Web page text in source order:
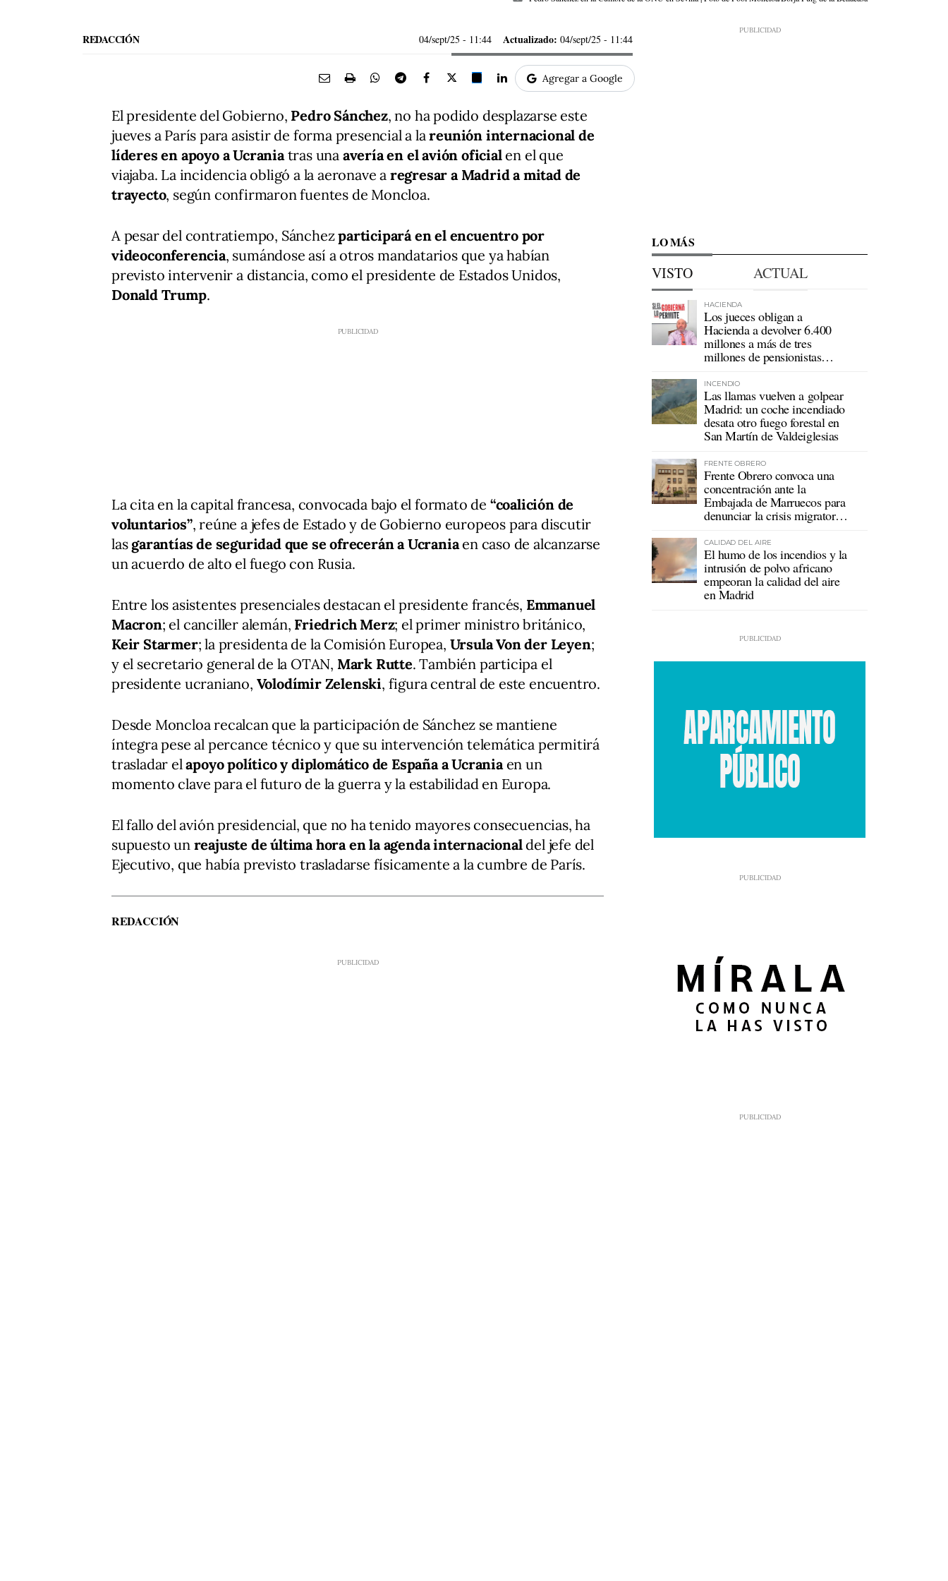
REDACCIÓN 04/sept/25 - 11:44 Actualizado: 04/sept/25 - 11:44
Agregar a Google
El presidente del Gobierno, Pedro Sánchez, no ha podido desplazarse este
jueves a París para asistir de forma presencial a lareunión internacional de
líderes en apoyo a Ucraniatras una avería en el avión oficialen el que
viajaba. La incidencia obligó a la aeronave a regresar a Madrid a mitad de
trayecto, según confirmaron fuentes de Moncloa.
A pesar del contratiempo, Sánchezparticipará en el encuentro por
videoconferencia, sumándose así a otros mandatarios que ya habían
previsto intervenir a distancia, como el presidente de Estados Unidos,
Donald Trump.
La cita en la capital francesa, convocada bajo el formato de “coalición de
voluntarios”, reúne a jefes de Estado y de Gobierno europeos para discutir
las garantías de seguridad que se ofrecerán a Ucraniaen caso de alcanzarse
un acuerdo de alto el fuego con Rusia.
Entre los asistentes presenciales destacan el presidente francés, Emmanuel
Macron; el canciller alemán, Friedrich Merz; el primer ministro británico,
Keir Starmer; la presidenta de la Comisión Europea, Ursula Von der Leyen;
y el secretario general de la OTAN, Mark Rutte. También participa el
presidente ucraniano, Volodímir Zelenski, figura central de este encuentro.
Desde Moncloa recalcan que la participación de Sánchez se mantiene
íntegra pese al percance técnico y que su intervención telemática permitirá
trasladar elapoyo político y diplomático de España a Ucraniaen un
momento clave para el futuro de la guerra y la estabilidad en Europa.
El fallo del avión presidencial, que no ha tenido mayores consecuencias, ha
supuesto un reajuste de última hora en la agenda internacionaldel jefe del
Ejecutivo, que había previsto trasladarse físicamente a la cumbre de París.
REDACCIÓN
LO MÁS
VISTO ACTUAL
HACIENDA
Los jueces obligan a
Hacienda a devolver 6.400
millones a más de tres
millones de pensionistas
INCENDIO
Las llamas vuelven a golpear
Madrid: un coche incendiado
desata otro fuego forestal en
San Martín de Valdeiglesias
FRENTE OBRERO
Frente Obrero convoca una
concentración ante la
Embajada de Marruecos para
denunciar la crisis migratoria
CALIDAD DEL AIRE
El humo de los incendios y la
intrusión de polvo africano
empeoran la calidad del aire
en Madrid